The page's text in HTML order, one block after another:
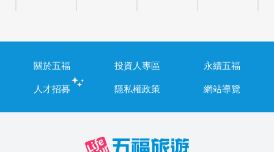
關於五福 投資人專區
永續五福
人才招募
隱私權政策 網站導覽